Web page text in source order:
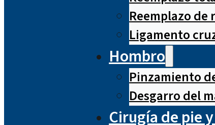
Reemplazo
Ligamento
Hombro
Pinzamiento
Desgarro del
Cirugía de pie